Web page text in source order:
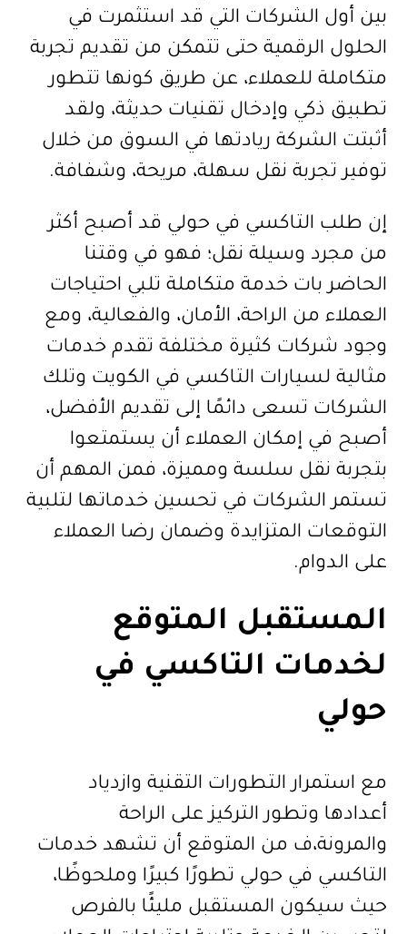
بين أول الشركات التي قد استثمرت في
الحلول الرقمية حتى تتمكن من تقديم تجربة
متكاملة للعملاء، عن طريق كونها تتطور
تطبيق ذكي وإدخال تقنيات حديثة، ولقد
أثبتت الشركة ريادتها في السوق من خلال
توفير تجربة نقل سهلة، مريحة، وشفافة.
إن طلب التاكسي في حولي قد أصبح أكثر
من مجرد وسيلة نقل؛ فهو في وقتنا
الحاضر بات خدمة متكاملة تلبي احتياجات
العملاء من الراحة، الأمان، والفعالية، ومع
وجود شركات كثيرة مختلفة تقدم خدمات
مثالية لسيارات التاكسي في الكويت وتلك
الشركات تسعى دائمًا إلى تقديم الأفضل،
أصبح في إمكان العملاء أن يستمتعوا
بتجربة نقل سلسة ومميزة، فمن المهم أن
تستمر الشركات في تحسين خدماتها لتلبية
التوقعات المتزايدة وضمان رضا العملاء
على الدوام.
المستقبل المتوقع
لخدمات التاكسي في
حولي
مع استمرار التطورات التقنية وازدياد
أعدادها وتطور التركيز على الراحة
والمرونة،ف من المتوقع أن تشهد خدمات
التاكسي في حولي تطورًا كبيرًا وملحوظًا،
حيث سيكون المستقبل مليئًا بالفرص